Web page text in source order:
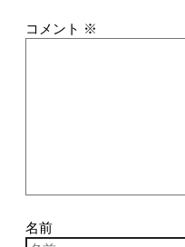
コメント ※
名前